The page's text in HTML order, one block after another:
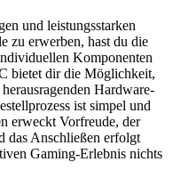
und leistungsstarken
zu erwerben, hast du die
Komponenten
bietet dir die Möglichkeit,
Hardware-
ist simpel und
erweckt Vorfreude, der
das Anschließen erfolgt
Gaming-Erlebnis nichts